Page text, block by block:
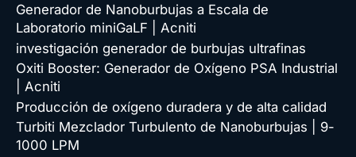
Generador de Nanoburbujas a Escala de
Laboratorio miniGaLF | Acniti
investigación generador de burbujas ultrafinas
Oxiti Booster: Generador de Oxígeno PSA Industrial
| Acniti
Producción de oxígeno duradera y de alta calidad
Turbiti Mezclador Turbulento de Nanoburbujas | 9-
1000 LPM